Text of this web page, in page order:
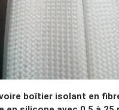
boîtier isolant en